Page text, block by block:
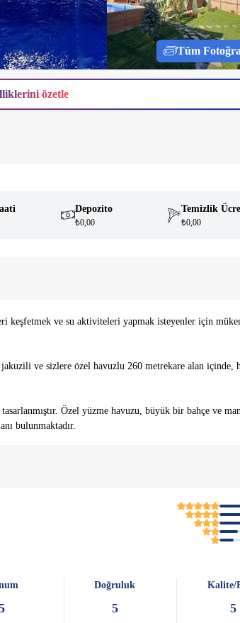
Tüm
özetle
Depozito
₺0,00
Temizlik
₺0,00
keşfetmek ve su aktiviteleri yapmak isteyenler için
ve sizlere özel havuzlu 260 metrekare alan içinde,
Özel yüzme havuzu, büyük bir bahçe ve
bulunmaktadır.
Doğruluk
5
Kalite/
5